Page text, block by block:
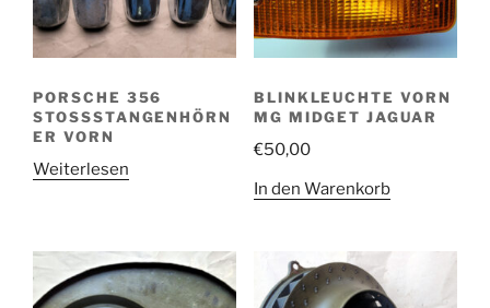
PORSCHE 356
STOSSSTANGENHÖRNE
R VORN
Weiterlesen
BLINKLEUCHTE VORN
MG MIDGET JAGUAR
€50,00
In den Warenkorb